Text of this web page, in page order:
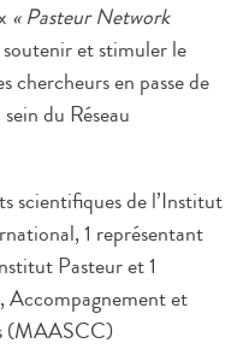
« Pasteur Network
et stimuler le
chercheurs en passe de
du Réseau
scientifiques de l’Institut
1 représentant
Pasteur et 1
Accompagnement et
(MAASCC)